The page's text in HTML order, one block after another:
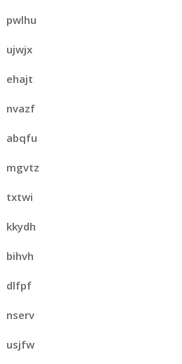
pwlhu
ujwjx
ehajt
nvazf
abqfu
mgvtz
txtwi
kkydh
bihvh
dlfpf
nserv
usjfw